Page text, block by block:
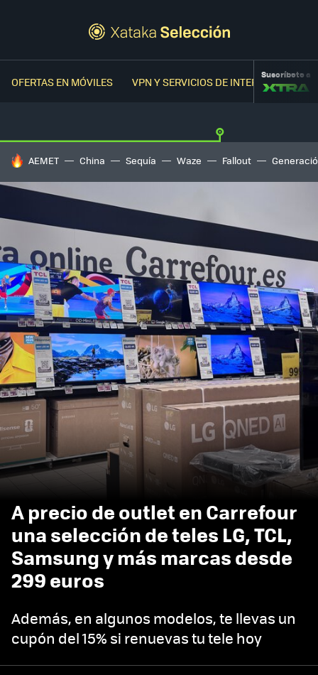
OFERTAS EN MÓVILES VPN Y SERVICIOS DE INTERNETSuscríbete a
HOY SE HABLA DE
AEMET China Sequía Waze Fallout
A precio de outlet en Carrefour
una selección de teles LG, TCL,
Samsung y más marcas desde
299 euros
Además, en algunos modelos, te llevas un
cupón del 15% si renuevas tu tele hoy